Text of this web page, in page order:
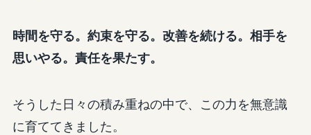
時間を守る。約束を守る。改善を続ける。相手を
思いやる。責任を果たす。
そうした日々の積み重ねの中で、この力を無意識
に育ててきました。